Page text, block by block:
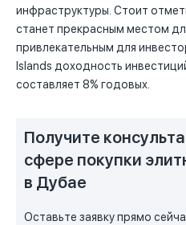
инфраструктуры. Стоит
станет прекрасным местом
привлекательным для
Islands доходность
составляет 8% годовых.
Получите
сфере покупки
в Дубае
Оставьте заявку прямо